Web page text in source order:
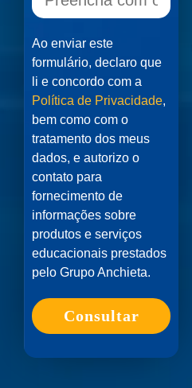
Ao enviar este
formulário, declaro que
li e concordo com a
Política de Privacidade,
bem como com o
tratamento dos meus
dados, e autorizo o
contato para
fornecimento de
informações sobre
produtos e serviços
educacionais prestados
pelo Grupo Anchieta.
Consultar